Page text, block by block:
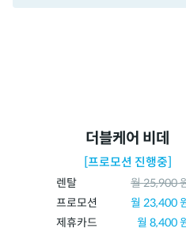
더블케어 비데
[프로모션 진행중]
렌탈 월25,900
프로모션
월23,400
제휴카드
월8,400